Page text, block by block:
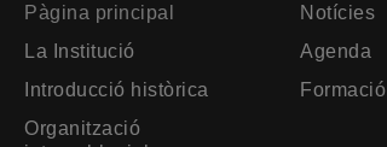
Pàgina principal
La Institució
Introducció històrica
Organització
Notícies
Agenda
Formació